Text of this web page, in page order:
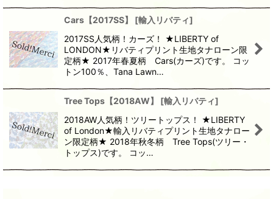
Cars【2017SS】 [輸入リバティ]
2017SS人気柄！カーズ！ ★LIBERTY of
LONDON★リバティプリント生地タナローン限
定柄★ 2017年春夏柄 Cars(カーズ)です。 コッ
トン100％、Tana Lawn…
Tree Tops【2018AW】 [輸入リバティ]
2018AW人気柄！ツリートップス！ ★LIBERTY
of London★輸入リバティプリント生地タナロー
ン限定柄★ 2018年秋冬柄 Tree Tops(ツリー・
トップス)です。 コッ…